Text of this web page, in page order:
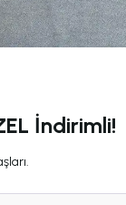
İndirimli!